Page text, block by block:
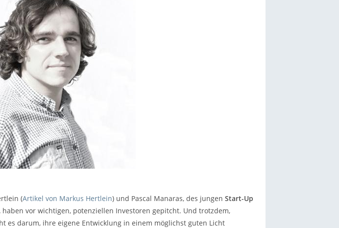
(Artikel von Markus Hertlein) und Pascal Manaras, des jungenStart-Up
vor wichtigen, potenziellen Investoren gepitcht. Und trotzdem,
es darum, ihre eigene Entwicklung in einem möglichst guten Licht